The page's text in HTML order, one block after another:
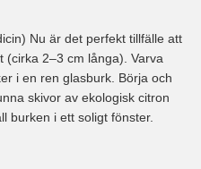
Nu är det perfekt tillfälle att
(cirka 2–3 cm långa). Varva
i en ren glasburk. Börja och
skivor av ekologisk citron
burken i ett soligt fönster.